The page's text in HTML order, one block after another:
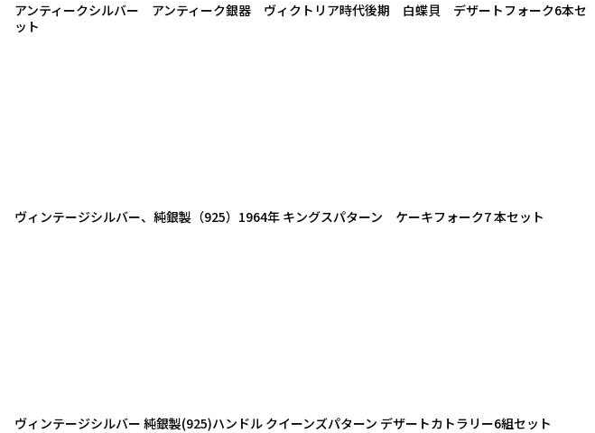
アンティークシルバー アンティーク銀器 ヴィクトリア時代後期 白蝶貝 デザートフォーク6本セ
ット
ヴィンテージシルバー、純銀製（925）1964年 キングスパターン ケーキフォーク7 本セット
ヴィンテージシルバー 純銀製(925)ハンドル クイーンズパターン デザートカトラリー6組セット